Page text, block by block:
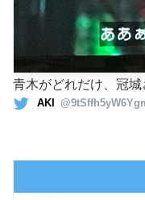
青木がどれだけ、冠
AKI